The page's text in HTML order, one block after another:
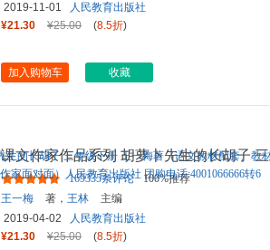
2019-11-01
人民教育出版社
¥21.30
¥25.00 (8.5折)
加入购物车 收藏
课文作家作品系列 胡萝卜先生的长胡子 三
年级下册 王一梅著（语文...
169335条评论
100%推荐
王一梅
著， 王林
主编
2019-04-02
人民教育出版社
¥21.30
¥25.00 (8.5折)